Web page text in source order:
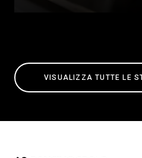
VISUALIZZA TUTTE LE